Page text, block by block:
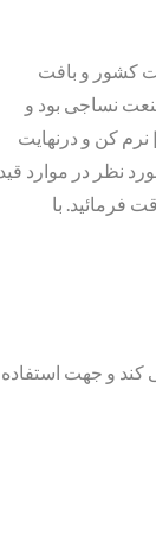
کارخانجات کشور و بافت
نساجی بود و
کن و درنهایت
نظر در موارد قید
فرمائید. با
کند و جهت استفاده